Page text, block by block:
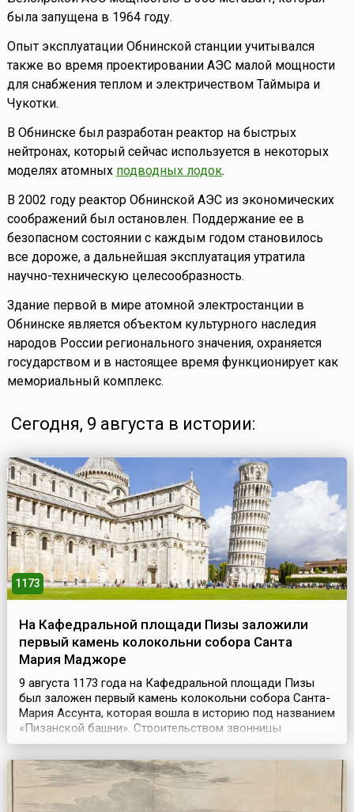
была запущена в 1964 году.
Опыт эксплуатации Обнинской станции учитывался
также во время проектировании АЭС малой мощности
для снабжения теплом и электричеством Таймыра и
Чукотки.
В Обнинске был разработан реактор на быстрых
нейтронах, который сейчас используется в некоторых
моделях атомных подводных лодок.
В 2002 году реактор Обнинской АЭС из экономических
соображений был остановлен. Поддержание ее в
безопасном состоянии с каждым годом становилось
все дороже, а дальнейшая эксплуатация утратила
научно-техническую целесообразность.
Здание первой в мире атомной электростанции в
Обнинске является объектом культурного наследия
народов России регионального значения, охраняется
государством и в настоящее время функционирует как
мемориальный комплекс.
Сегодня, 9 августа в истории:
1173
На Кафедральной площади Пизы заложили
первый камень колокольни собора Санта
Мария Маджоре
9 августа 1173 года на Кафедральной площади Пизы
был заложен первый камень колокольни собора Санта-
Мария Ассунта, которая вошла в историю под названием
«Пизанской башни». Строительством звонницы
занимались мастера Гульельмо из Инсбрука и Боннано.
Однако, построив первый этаж высотой 11 метров и два
колоннадных кольца, Бонанно обнаружил, что
колокольня отклонилась от вертикали на четыре
сантиме...